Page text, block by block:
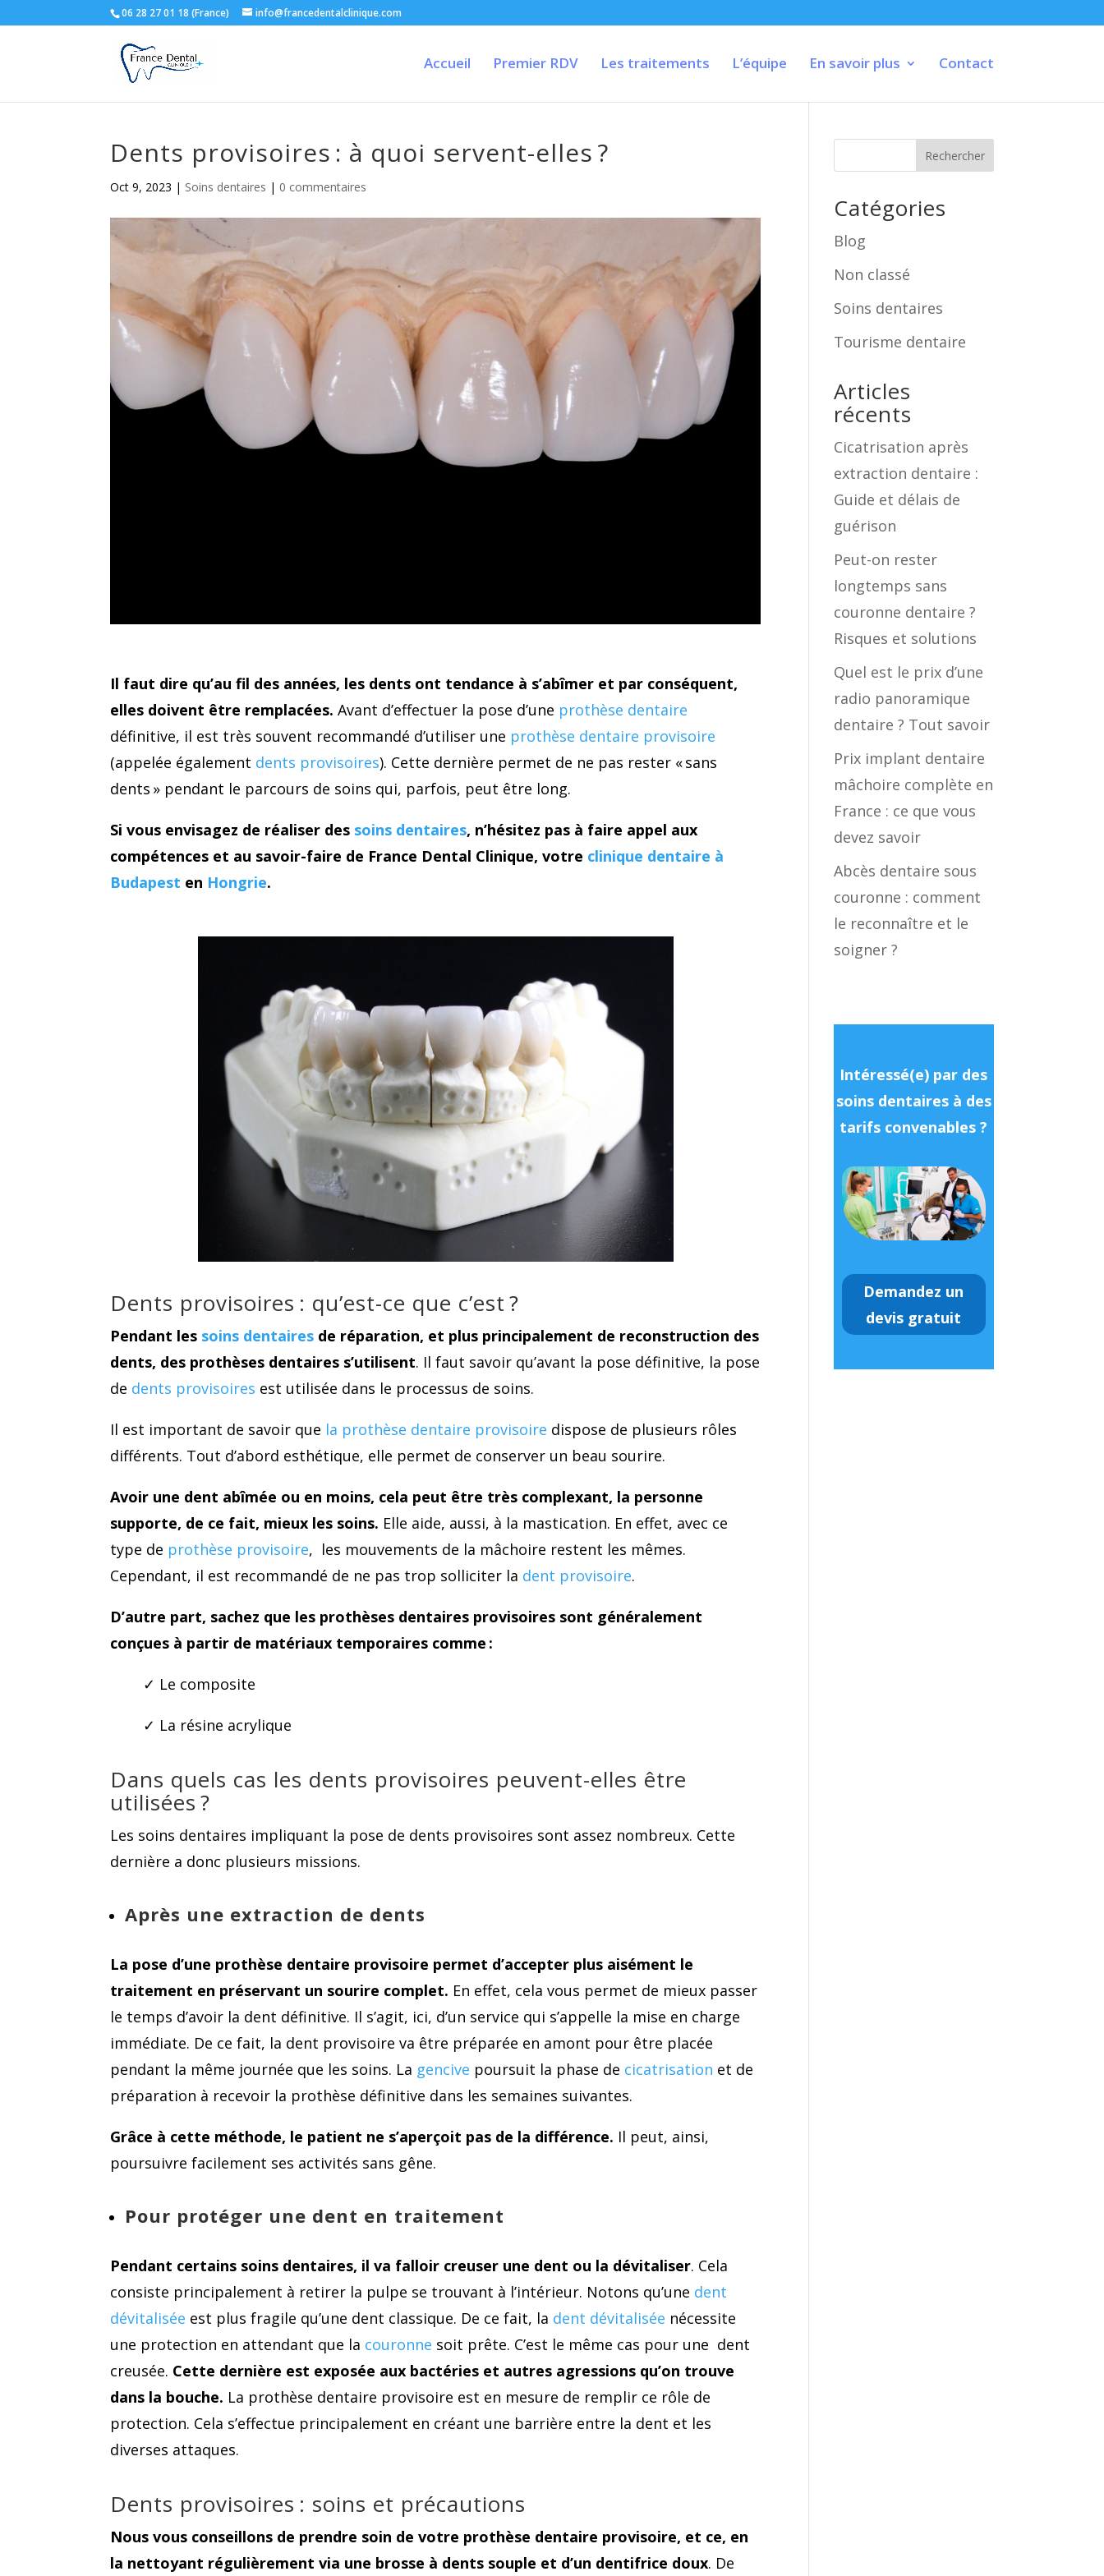
06 28 27 01 18 (France) info@francedentalclinique.com
Accueil Premier RDV Les traitements L’équipe En savoir plus Contact
Dents provisoires : à quoi servent-elles ?
Oct 9, 2023 | Soins dentaires | 0 commentaires
Il faut dire qu’au fil des années, les dents ont tendance à s’abîmer et par conséquent,
elles doivent être remplacées. Avant d’effectuer la pose d’une prothèse dentaire
définitive, il est très souvent recommandé d’utiliser une prothèse dentaire provisoire
(appelée également dents provisoires). Cette dernière permet de ne pas rester « sans
dents » pendant le parcours de soins qui, parfois, peut être long.
Si vous envisagez de réaliser des soins dentaires, n’hésitez pas à faire appel aux
compétences et au savoir-faire de France Dental Clinique, votre clinique dentaire à
Budapest en Hongrie.
Dents provisoires : qu’est-ce que c’est ?
Pendant les soins dentaires de réparation, et plus principalement de reconstruction des
dents, des prothèses dentaires s’utilisent. Il faut savoir qu’avant la pose définitive, la pose
de dents provisoires est utilisée dans le processus de soins.
Il est important de savoir que la prothèse dentaire provisoire dispose de plusieurs rôles
différents. Tout d’abord esthétique, elle permet de conserver un beau sourire.
Avoir une dent abîmée ou en moins, cela peut être très complexant, la personne
supporte, de ce fait, mieux les soins. Elle aide, aussi, à la mastication. En effet, avec ce
type de prothèse provisoire, les mouvements de la mâchoire restent les mêmes.
Cependant, il est recommandé de ne pas trop solliciter la dent provisoire.
D’autre part, sachez que les prothèses dentaires provisoires sont généralement
conçues à partir de matériaux temporaires comme :
✓ Le composite
✓ La résine acrylique
Dans quels cas les dents provisoires peuvent-elles être
utilisées ?
Les soins dentaires impliquant la pose de dents provisoires sont assez nombreux. Cette
dernière a donc plusieurs missions.
Après une extraction de dents
La pose d’une prothèse dentaire provisoire permet d’accepter plus aisément le
traitement en préservant un sourire complet. En effet, cela vous permet de mieux passer
le temps d’avoir la dent définitive. Il s’agit, ici, d’un service qui s’appelle la mise en charge
immédiate. De ce fait, la dent provisoire va être préparée en amont pour être placée
pendant la même journée que les soins. La gencive poursuit la phase de cicatrisation et de
préparation à recevoir la prothèse définitive dans les semaines suivantes.
Grâce à cette méthode, le patient ne s’aperçoit pas de la différence. Il peut, ainsi,
poursuivre facilement ses activités sans gêne.
Pour protéger une dent en traitement
Pendant certains soins dentaires, il va falloir creuser une dent ou la dévitaliser. Cela
consiste principalement à retirer la pulpe se trouvant à l’intérieur. Notons qu’une dent
dévitalisée est plus fragile qu’une dent classique. De ce fait, la dent dévitalisée nécessite
une protection en attendant que la couronne soit prête. C’est le même cas pour une dent
creusée. Cette dernière est exposée aux bactéries et autres agressions qu’on trouve
dans la bouche. La prothèse dentaire provisoire est en mesure de remplir ce rôle de
protection. Cela s’effectue principalement en créant une barrière entre la dent et les
diverses attaques.
Dents provisoires : soins et précautions
Nous vous conseillons de prendre soin de votre prothèse dentaire provisoire, et ce, en
la nettoyant régulièrement via une brosse à dents souple et d’un dentifrice doux. De
Rechercher
Catégories
Blog
Non classé
Soins dentaires
Tourisme dentaire
Articles
récents
Cicatrisation après
extraction dentaire :
Guide et délais de
guérison
Peut-on rester
longtemps sans
couronne dentaire ?
Risques et solutions
Quel est le prix d’une
radio panoramique
dentaire ? Tout savoir
Prix implant dentaire
mâchoire complète en
France : ce que vous
devez savoir
Abcès dentaire sous
couronne : comment
le reconnaître et le
soigner ?
Intéressé(e) par des
soins dentaires à des
tarifs convenables ?
Demandez un
devis gratuit